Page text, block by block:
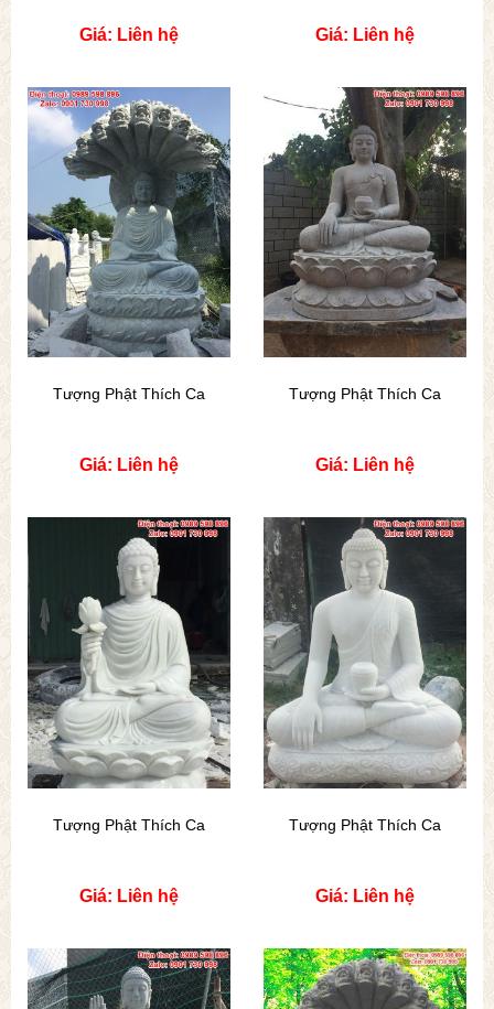
Giá: Liên hệ Giá: Liên hệ
Tượng Phật Thích Ca
Giá: Liên hệ
Tượng Phật Thích Ca
Giá: Liên hệ
Tượng Phật Thích Ca
Giá: Liên hệ
Tượng Phật Thích Ca
Giá: Liên hệ